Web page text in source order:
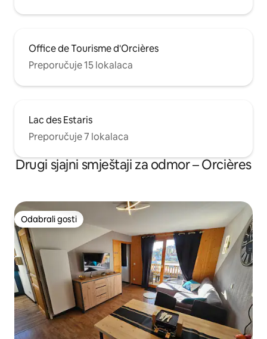
Office de Tourisme d'Orcières
Preporučuje 15 lokalaca
Lac des Estaris
Preporučuje 7 lokalaca
Drugi sjajni smještaji za odmor – Orcières
Odabrali gosti
Odabrali gosti